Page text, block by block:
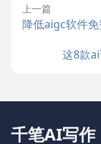
上一篇
降低aigc软件
这8款
千笔AI写作